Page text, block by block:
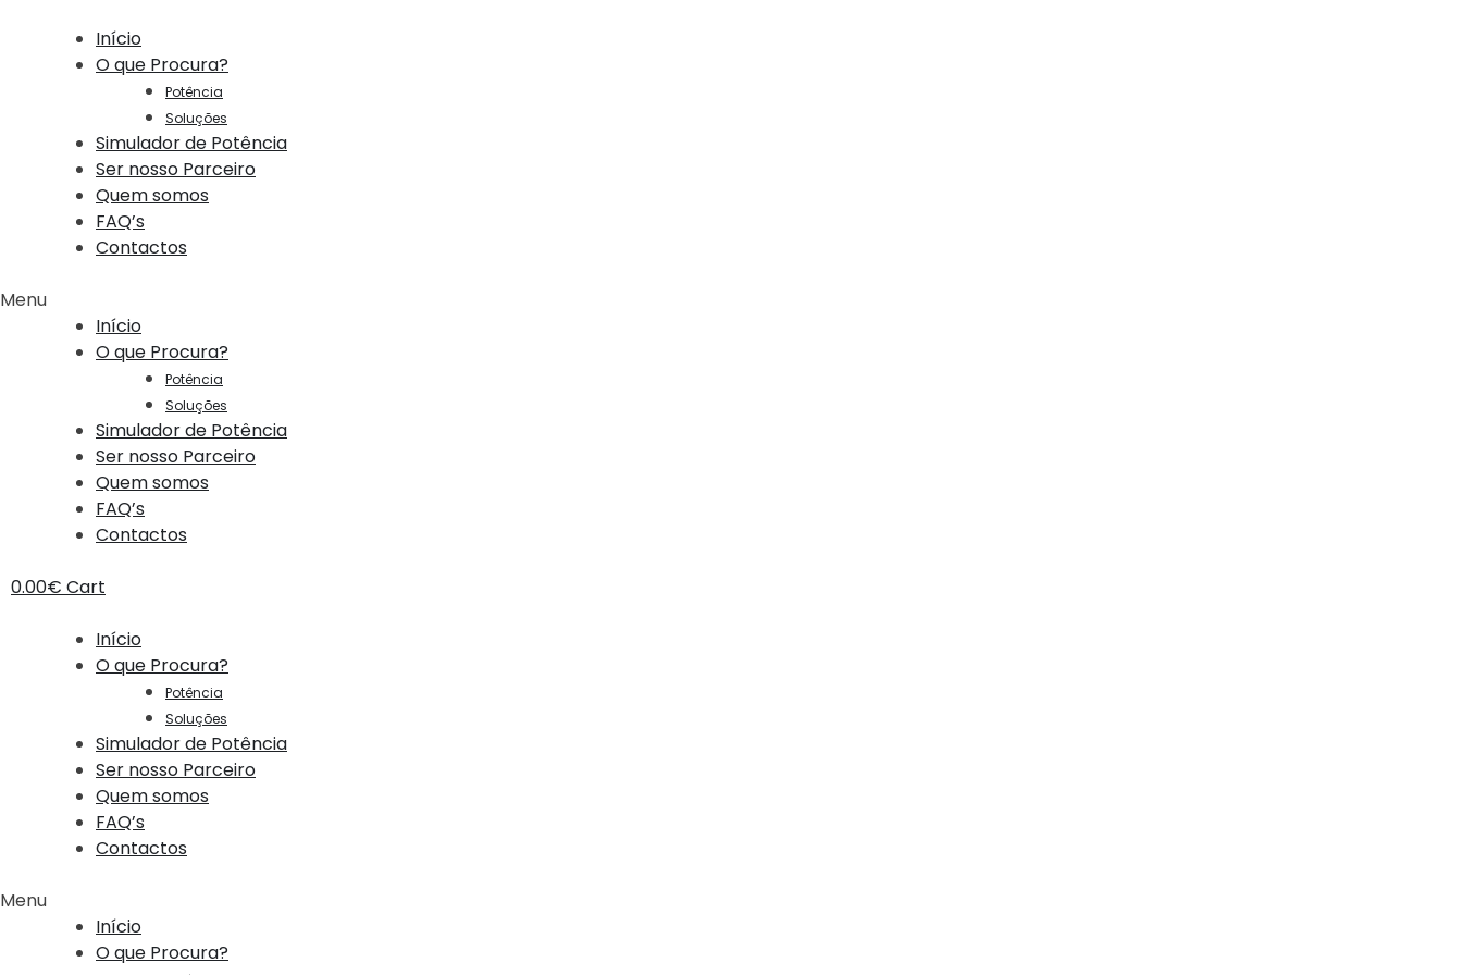
Início
O que Procura?
Potência
Soluções
Simulador de Potência
Ser nosso Parceiro
Quem somos
FAQ’s
Contactos
Menu
Início
O que Procura?
Potência
Soluções
Simulador de Potência
Ser nosso Parceiro
Quem somos
FAQ’s
Contactos
0.00€ Cart
Início
O que Procura?
Potência
Soluções
Simulador de Potência
Ser nosso Parceiro
Quem somos
FAQ’s
Contactos
Menu
Início
O que Procura?